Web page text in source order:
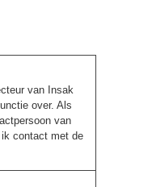
van Insak
over. Als
van
contact met de